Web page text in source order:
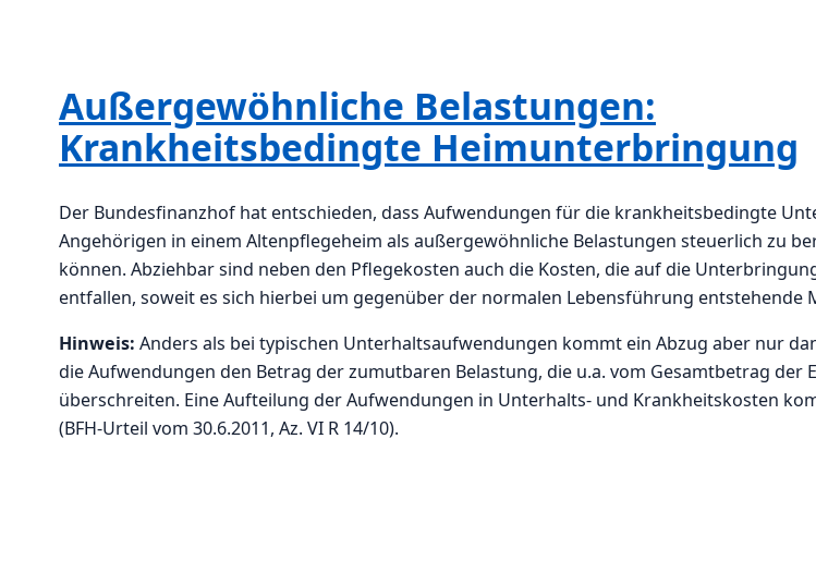
Außergewöhnliche Belastungen:
Krankheitsbedingte Heimunterbringung
Der Bundesfinanzhof hat entschieden, dass Aufwendungen für die krankheitsbedingte
Angehörigen in einem Altenpflegeheim als außergewöhnliche Belastungen steuerlich zu
können. Abziehbar sind neben den Pflegekosten auch die Kosten, die auf die
entfallen, soweit es sich hierbei um gegenüber der normalen Lebensführung entstehende
Hinweis: Anders als bei typischen Unterhaltsaufwendungen kommt ein Abzug aber nur
die Aufwendungen den Betrag der zumutbaren Belastung, die u.a. vom Gesamtbetrag der
überschreiten. Eine Aufteilung der Aufwendungen in Unterhalts- und Krankheitskosten
(BFH-Urteil vom 30.6.2011, Az. VI R 14/10).